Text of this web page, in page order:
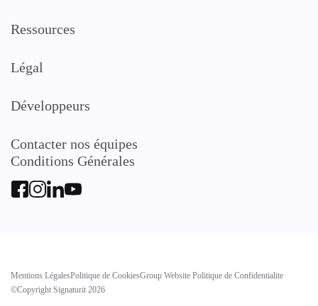
Ressources
Légal
Développeurs
Contacter nos équipes
Conditions Générales
Mentions LégalesPolitique de CookiesGroup Website Politique de Confidentialite
©Copyright Signaturit 2026